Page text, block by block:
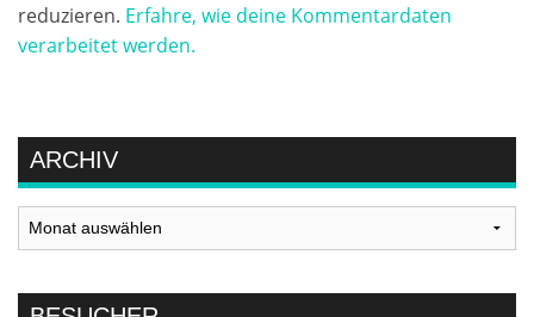
reduzieren. Erfahre, wie deine Kommentardaten
verarbeitet werden.
ARCHIV
Archiv